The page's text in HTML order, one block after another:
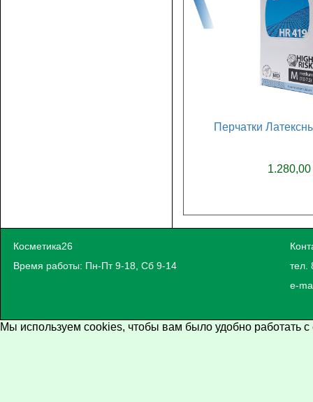
Перчатки
1.280,00
Косметика26
Время работы: Пн-Пт 9-18, Сб 9-14
тел.
e-
Мы используем cookies, чтобы вам было удобно работать с